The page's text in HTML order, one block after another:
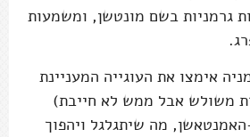
גרמניות בשם מונטשן, ומשמעות
אימצו את העוגייה המעניינת
משולש אבל ממש לא חייבת)
מה שיתגלגל ויהפוך